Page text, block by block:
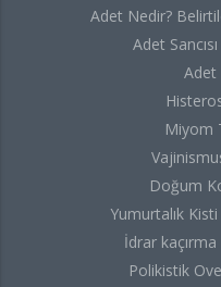
Adet Nedir?
Adet
Adet
Miyom
Doğum
Yumurtalık
İdrar
Polikistik